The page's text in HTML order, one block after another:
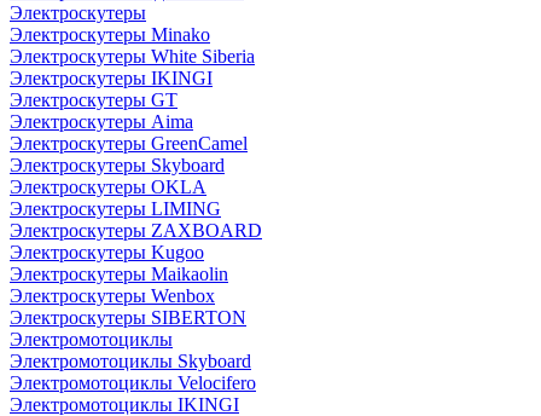
Электроскутеры
Электроскутеры Minako
Электроскутеры White Siberia
Электроскутеры IKINGI
Электроскутеры GT
Электроскутеры Aima
Электроскутеры GreenCamel
Электроскутеры Skyboard
Электроскутеры OKLA
Электроскутеры LIMING
Электроскутеры ZAXBOARD
Электроскутеры Kugoo
Электроскутеры Maikaolin
Электроскутеры Wenbox
Электроскутеры SIBERTON
Электромотоциклы
Электромотоциклы Skyboard
Электромотоциклы Velocifero
Электромотоциклы IKINGI